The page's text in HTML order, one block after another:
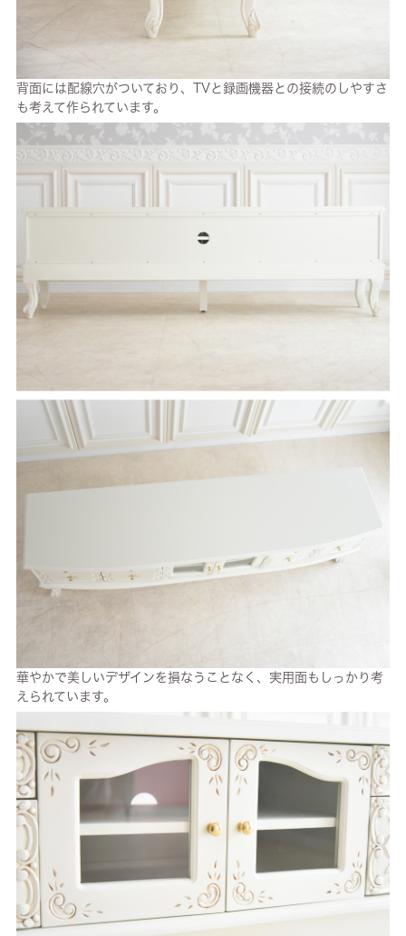
背面には配線穴がついており、TVと録画機器との接続のしやすさ
も考えて作られています。
華やかで美しいデザインを損なうことなく、実用面もしっかり考
えられています。